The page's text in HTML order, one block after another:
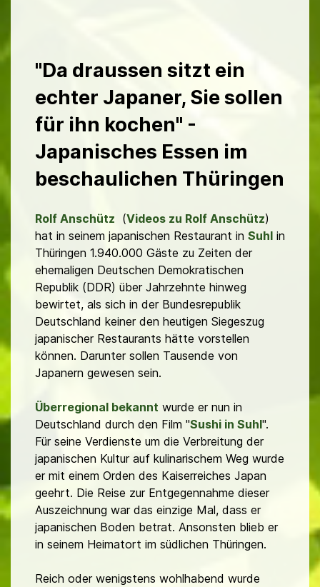
"Da draussen sitzt ein
echter Japaner, Sie sollen
für ihn kochen" -
Japanisches Essen im
beschaulichen Thüringen
Rolf Anschütz (Videos zu Rolf Anschütz)
hat in seinem japanischen Restaurant in Suhl in
Thüringen 1.940.000 Gäste zu Zeiten der
ehemaligen Deutschen Demokratischen
Republik (DDR) über Jahrzehnte hinweg
bewirtet, als sich in der Bundesrepublik
Deutschland keiner den heutigen Siegeszug
japanischer Restaurants hätte vorstellen
können. Darunter sollen Tausende von
Japanern gewesen sein.
Überregional bekannt wurde er nun in
Deutschland durch den Film "Sushi in Suhl".
Für seine Verdienste um die Verbreitung der
japanischen Kultur auf kulinarischem Weg wurde
er mit einem Orden des Kaiserreiches Japan
geehrt. Die Reise zur Entgegennahme dieser
Auszeichnung war das einzige Mal, dass er
japanischen Boden betrat. Ansonsten blieb er
in seinem Heimatort im südlichen Thüringen.
Reich oder wenigstens wohlhabend wurde